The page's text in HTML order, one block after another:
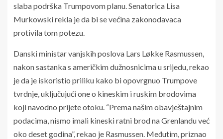
slaba podrška Trumpovom planu. Senatorica Lisa
Murkowski rekla je da bi se većina zakonodavaca
protivila tom potezu.
Danski ministar vanjskih poslova Lars Løkke Rasmussen,
nakon sastanka s američkim dužnosnicima u srijedu, rekao
je da je iskoristio priliku kako bi opovrgnuo Trumpove
tvrdnje, uključujući one o kineskim i ruskim brodovima
koji navodno prijete otoku. “Prema našim obavještajnim
podacima, nismo imali kineski ratni brod na Grenlandu već
oko deset godina”, rekao je Rasmussen. Međutim, priznao